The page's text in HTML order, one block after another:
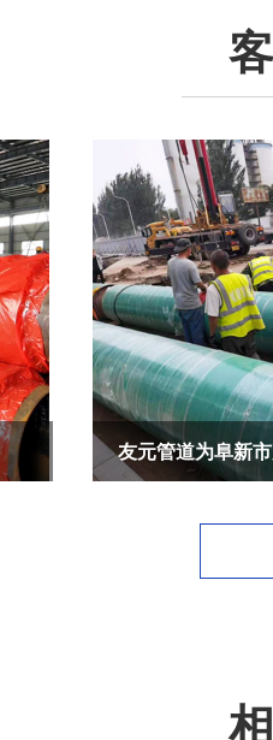
友元管道为阜新